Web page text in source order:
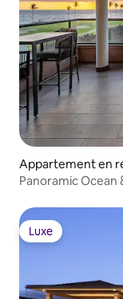
Appartement en
Panoramic Ocean
Luxe
Luxe